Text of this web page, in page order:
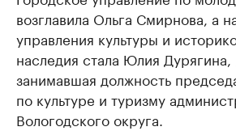
возглавила Ольга Смирнова, а
управления культуры и
наследия стала Юлия Дурягина,
занимавшая должность
по культуре и туризму
Вологодского округа.